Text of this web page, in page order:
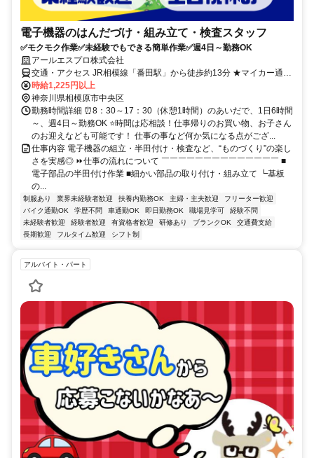
電子機器のはんだづけ・組み立て・検査スタッフ
✅モクモク作業✅未経験でもできる簡単作業✅週4日～勤務OK
アールエスプロ株式会社
交通・アクセス JR相模線「番田駅」から徒歩約13分 ★マイカー通勤
可（駐車場完備）
時給1,225円以上
神奈川県相模原市中央区
勤務時間詳細 ⏰8：30～17：30（休憩1時間）のあいだで、1日6時間
～、週4日～勤務OK ⭐時間は応相談！仕事帰りのお買い物、お子さん
のお迎えなども可能です！ 仕事の事など何か気になる点がござ...
仕事内容 電子機器の組立・半田付け・検査など、“ものづくり”の楽し
さを実感◎ ⏩仕事の流れについて ￣￣￣￣￣￣￣￣￣￣￣￣￣￣ ■
電子部品の半田付け作業 ■細かい部品の取り付け・組み立て ┗基板
の...
制服あり 業界未経験者歓迎 扶養内勤務OK 主婦・主夫歓迎
フリーター歓迎
バイク通勤OK
学歴不問 車通勤OK 即日勤務OK 職場見学可
経験不問
未経験者歓迎
経験者歓迎 有資格者歓迎 研修あり ブランクOK
交通費支給
長期歓迎
フルタイム歓迎 シフト制
アルバイト・パート